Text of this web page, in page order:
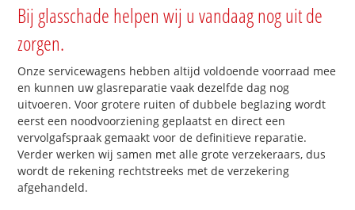
Bij glasschade helpen wij u vandaag nog uit de
zorgen.
Onze servicewagens hebben altijd voldoende voorraad mee
en kunnen uw glasreparatie vaak dezelfde dag nog
uitvoeren. Voor grotere ruiten of dubbele beglazing wordt
eerst een noodvoorziening geplaatst en direct een
vervolgafspraak gemaakt voor de definitieve reparatie.
Verder werken wij samen met alle grote verzekeraars, dus
wordt de rekening rechtstreeks met de verzekering
afgehandeld.